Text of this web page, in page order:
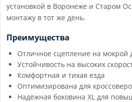
установкой в Воронеже и Старом
монтажу в тот же день.
Преимущества
Отличное сцепление на мокрой
Устойчивость на высоких
Комфортная и тихая езда
Оптимизирована для
Надёжная боковина XL для